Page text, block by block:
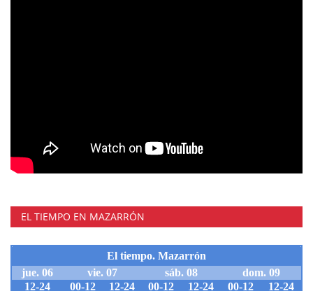
EL TIEMPO EN MAZARRÓN